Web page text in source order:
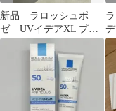
新品 ラロッシュポ
ゼ UVイデアXL プロ
テクショントーンアッ
プ パールホワイト